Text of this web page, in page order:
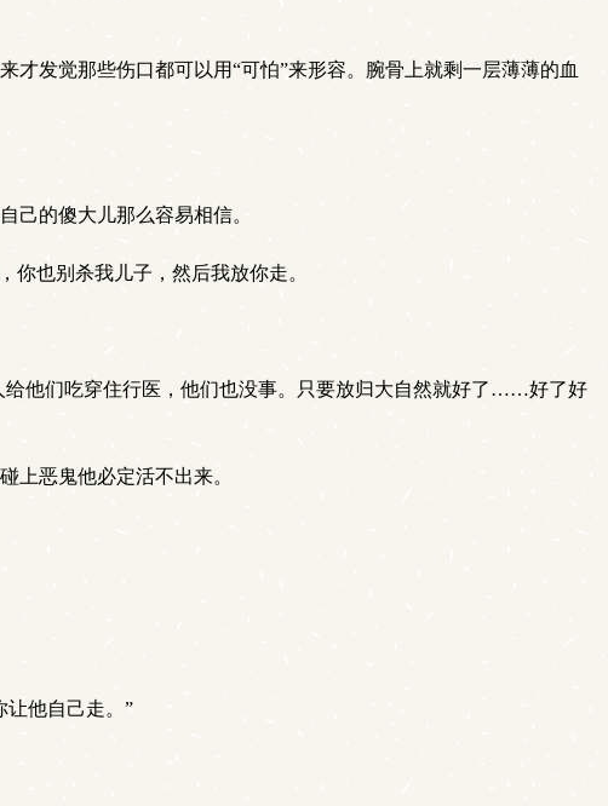
发觉那些伤口都可以用“可怕”来形容。腕骨上就剩一层薄薄的血
己的傻大儿那么容易相信。
也别杀我儿子，然后我放你走。
他们吃穿住行医，他们也没事。只要放归大自然就好了……好了好
上恶鬼他必定活不出来。
他自己走。”